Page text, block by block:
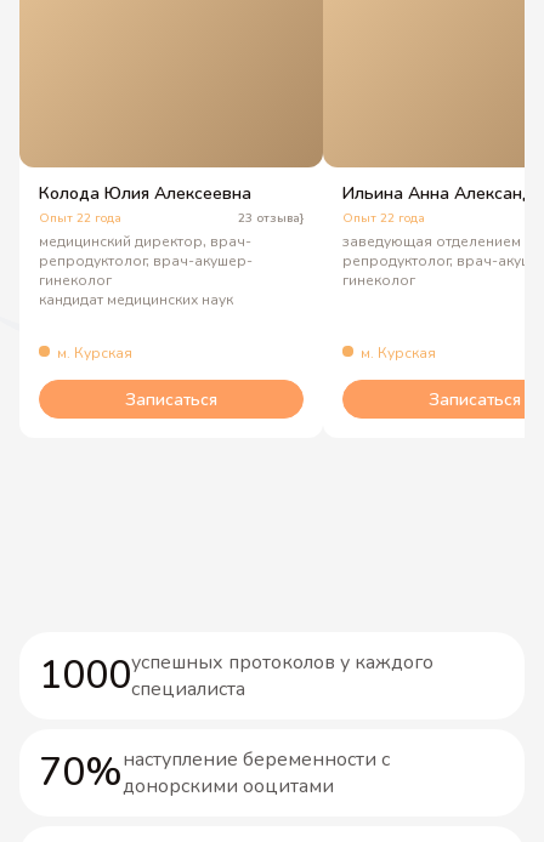
м. Курская
Колода Юлия Алексеевна
медицинский директор, врач-
репродуктолог, врач-акушер-
гинеколог
кандидат медицинских наук
Опыт 22 года 23 отзыва}
Записаться
м. Курская
Ильина Анна
заведующая отделением
репродуктолог, врач-
гинеколог
Опыт 22 года
Записаться
1000успешных протоколов у каждого
специалиста
70%наступление беременности с
донорскими ооцитами